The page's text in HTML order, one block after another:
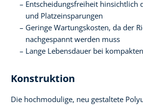
Entscheidungsfreiheit hinsichtlich
und Platzeinsparungen
Geringe Wartungskosten, da der
nachgespannt werden muss
Lange Lebensdauer bei
Konstruktion
Die hochmodulige, neu gestaltete